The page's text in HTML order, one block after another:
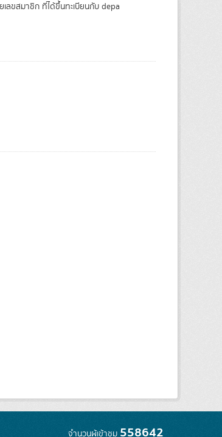
ขสมาชิก ที่ได้ขึ้นทะเบียนกับ depa
จำนวนผู้เข้าชม 558642